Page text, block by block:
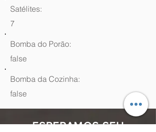
Satélites:
7
Bomba do Porão:
false
Bomba da Cozinha:
false
ESPERAMOS SEU